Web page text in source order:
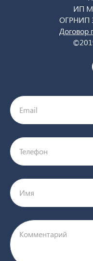
ИП
ОГРНИП
Договор
Email
Телефон
Имя
Комментарий